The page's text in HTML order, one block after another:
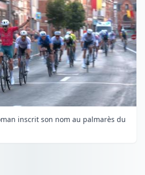
inscrit son nom au palmarès du